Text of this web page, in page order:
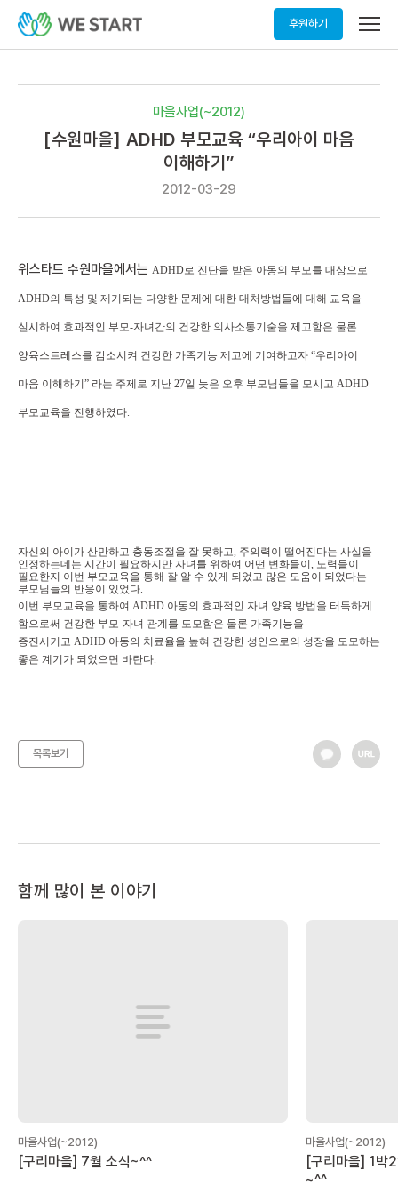
후원하기
메
열
마을사업(~2012)
[수원마을] ADHD 부모교육 “우리아이 마음
이해하기”
2012-03-29
위스타트 수원마을에서는 ADHD로 진단을 받은 아동의 부모를 대상으로
ADHD의 특성 및 제기되는 다양한 문제에 대한 대처방법들에 대해 교육을
실시하여 효과적인 부모-자녀간의 건강한 의사소통기술을 제고함은 물론
양육스트레스를 감소시켜 건강한 가족기능 제고에 기여하고자 “우리아이
마음 이해하기 ” 라는 주제로 지난 27일 늦은 오후 부모님들을 모시고 ADHD
부모교육을 진행하였다.
자신의 아이가 산만하고 충동조절을 잘 못하고, 주의력이 떨어진다는 사실을
인정하는데는 시간이 필요하지만 자녀를 위하여 어떤 변화들이, 노력들이
필요한지 이번 부모교육을 통해 잘 알 수 있게 되었고 많은 도움이 되었다는
부모님들의 반응이 있었다.
이번 부모교육을 통하여 ADHD 아동의 효과적인 자녀 양육 방법을 터득하게
함으로써 건강한 부모-자녀 관계를 도모함은 물론 가족기능을
증진시키고 ADHD 아동의 치료율을 높혀 건강한 성인으로의 성장을 도모하는
좋은 계기가 되었으면 바란다.
목록보기
함께 많이 본 이야기
마을사업(~2012)
[구리마을] 7월 소식~^^
마을사업(~2012)
[구리마을] 1박
~^^